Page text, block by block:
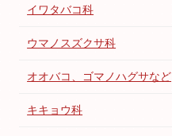
イワタバコ科
ウマノスズクサ科
オオバコ、ゴマノハグサなど
キキョウ科